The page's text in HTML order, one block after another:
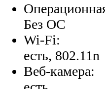
Без ОС
Wi-Fi:
есть, 802.11n
Веб-камера: